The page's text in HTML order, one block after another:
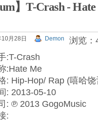
】T-Crash -
月28日 Demon
浏览：
:T-Crash
:Hate Me
: Hip-Hop/ Rap (嘻哈饶
: 2013-05-10
: ℗ 2013 GogoMusic
: